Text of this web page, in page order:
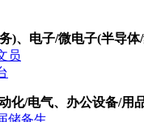
)、电子/微电子(半导
员
化/电气、办公设备/用
储备生